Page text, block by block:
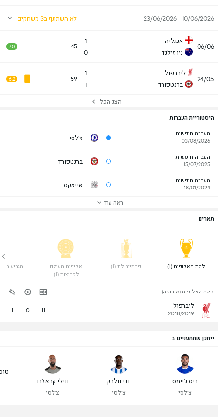
10/06/2026 - 23/06/2026 לא השתתף ב3 משחקים
06/06
אנגליה
ניו זילנד
1
0
45
7.0
24/05
ליברפול
ברנטפורד
1
1
59
6.2
הצג הכל
היסטוריית העברות
העברה חופשית
03/08/2026
צ'לסי
העברה חופשית
15/07/2025
ברנטפורד
העברה חופשית
18/01/2024
אייאקס
ראה עוד
תארים
ליגת האלופות (1) פרמייר ליג (1)
לקבוצות (1)
הגביע
ליגת האלופות (אירופה)
ליברפול
2018/2019
11
0
1
ייתכן שתתעניינו ב
ריס ג'יימס
צ'לסי
דני וולבק
צ'לסי
ווילי קבאז'רו
צ'לסי